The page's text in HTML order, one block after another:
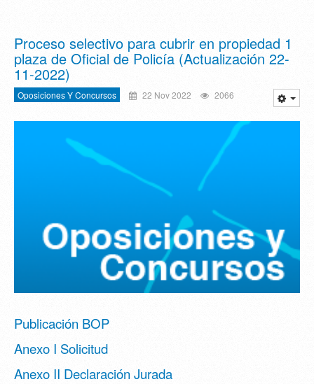
Proceso selectivo para cubrir en propiedad 1
plaza de Oficial de Policía (Actualización 22-
11-2022)
Oposiciones Y Concursos 22 Nov 2022 2066
Publicación BOP
Anexo I Solicitud
Anexo II Declaración Jurada